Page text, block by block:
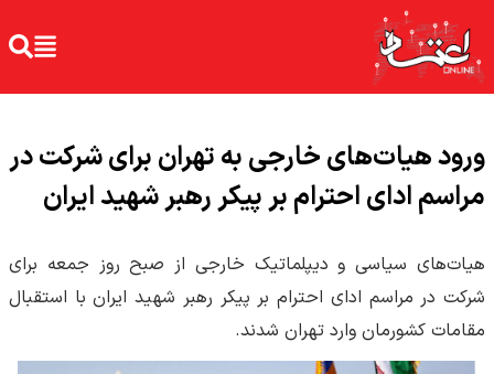
ورود هیات‌های خارجی به تهران برای شرکت در
مراسم ادای احترام بر پیکر رهبر شهید ایران
هیات‌های سیاسی و دیپلماتیک خارجی از صبح روز جمعه برای
شرکت در مراسم ادای احترام بر پیکر رهبر شهید ایران با استقبال
مقامات کشورمان وارد تهران شدند.